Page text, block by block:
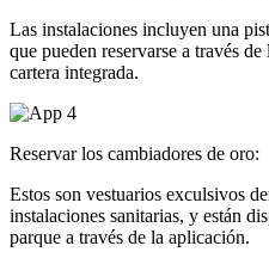
Las instalaciones incluyen una
que pueden reservarse a través
cartera integrada.
Reservar los cambiadores de oro:
Estos son vestuarios exculsivos
instalaciones sanitarias, y están
parque a través de la aplicación.